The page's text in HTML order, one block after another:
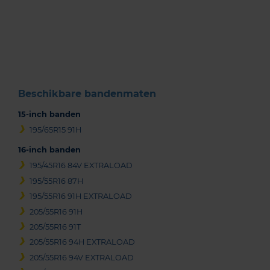
Beschikbare bandenmaten
15-inch banden
195/65R15 91H
16-inch banden
195/45R16 84V EXTRALOAD
195/55R16 87H
195/55R16 91H EXTRALOAD
205/55R16 91H
205/55R16 91T
205/55R16 94H EXTRALOAD
205/55R16 94V EXTRALOAD